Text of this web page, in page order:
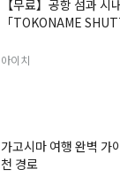
【무료】공항 섬과 시
「TOKONAME
아이치
가고시마 여행 완벽 가
천 경로